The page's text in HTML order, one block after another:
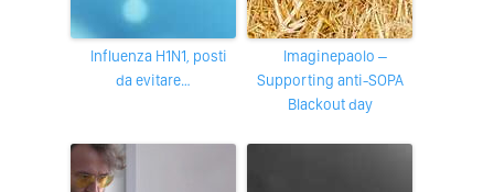
Influenza H1N1, posti
da evitare…
imaginepaolo –
Supporting anti-SOPA
Blackout day